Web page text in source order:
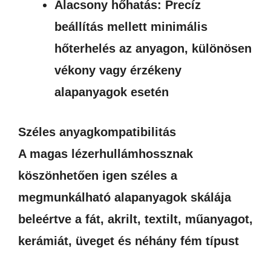
Alacsony hőhatás: Precíz
beállítás mellett minimális
hőterhelés az anyagon, különösen
vékony vagy érzékeny
alapanyagok esetén
Széles anyagkompatibilitás
A magas lézerhullámhossznak
köszönhetően igen széles a
megmunkálható alapanyagok skálája
beleértve a fát, akrilt, textilt, műanyagot,
kerámiát, üveget és néhány fém típust